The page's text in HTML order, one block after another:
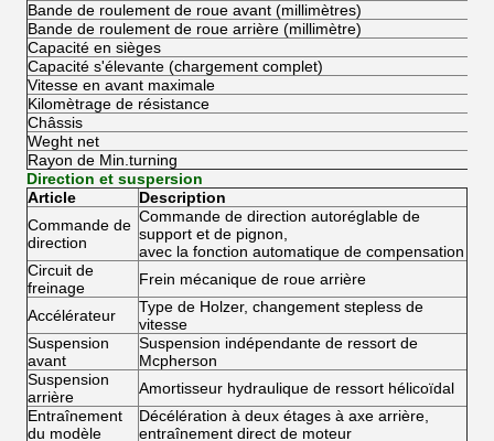
Bande de roulement de roue avant (millimètres)
Bande de roulement de roue arrière (millimètre)
Capacité en sièges
Capacité s'élevante (chargement complet)
Vitesse en avant maximale
Kilomètrage de résistance
Châssis
Weght net
Rayon de Min.turning
Direction et suspersion
Article
Description
Commande de
direction
Commande de direction autoréglable de
support et de pignon,
avec la fonction automatique de compensation
Circuit de
freinage
Frein mécanique de roue arrière
Accélérateur
Type de Holzer, changement stepless de
vitesse
Suspension
avant
Suspension indépendante de ressort de
Mcpherson
Suspension
arrière
Amortisseur hydraulique de ressort hélicoïdal
Entraînement
du modèle
Décélération à deux étages à axe arrière,
entraînement direct de moteur